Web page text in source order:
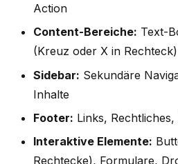
Action
Content-Bereiche: Text-
(Kreuz oder X in Rechteck)
Sidebar: Sekundäre
Inhalte
Footer: Links,
Interaktive Elemente:
Rechtecke), Formulare,